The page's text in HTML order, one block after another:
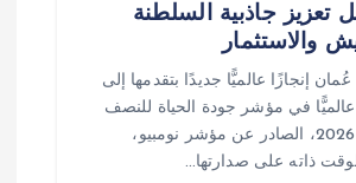
تعزيز جاذبية السلطنة
والاستثمار
إنجازًا عالميًّا جديدًا بتقدمها إلى
عالميًّا في مؤشر جودة الحياة للنصف
الأول من عام 2026، الصادر عن مؤشر نومبيو،
ذاته على صدارتها…